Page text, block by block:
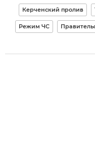
Керченский пролив
Режим ЧС